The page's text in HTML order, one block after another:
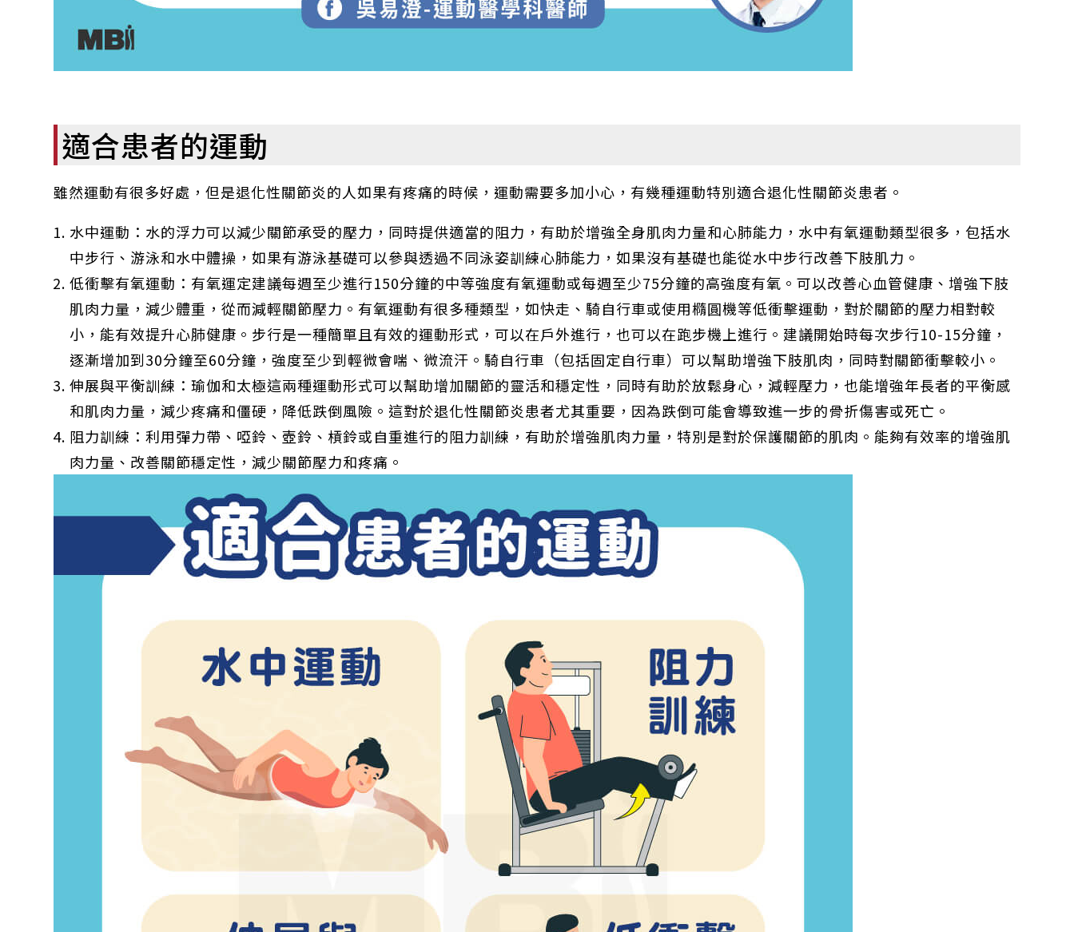
適合患者的運動
雖然運動有很多好處，但是退化性關節炎的人如果有疼痛的時候，運動需要多加小心，有幾種運動特別適合退化性關節炎患者。
水中運動：水的浮力可以減少關節承受的壓力，同時提供適當的阻力，有助於增強全身肌肉力量和心肺能力，水中有氧運動類型很多，包括水
中步行、游泳和水中體操，如果有游泳基礎可以參與透過不同泳姿訓練心肺能力，如果沒有基礎也能從水中步行改善下肢肌力。
低衝擊有氧運動：有氧運定建議每週至少進行150分鐘的中等強度有氧運動或每週至少75分鐘的高強度有氧。可以改善心血管健康、增強下肢
肌肉力量，減少體重，從而減輕關節壓力。有氧運動有很多種類型，如快走、騎自行車或使用橢圓機等低衝擊運動，對於關節的壓力相對較
小，能有效提升心肺健康。步行是一種簡單且有效的運動形式，可以在戶外進行，也可以在跑步機上進行。建議開始時每次步行10-15分鐘，
逐漸增加到30分鐘至60分鐘，強度至少到輕微會喘、微流汗。騎自行車（包括固定自行車）可以幫助增強下肢肌肉，同時對關節衝擊較小。
伸展與平衡訓練：瑜伽和太極這兩種運動形式可以幫助增加關節的靈活和穩定性，同時有助於放鬆身心，減輕壓力，也能增強年長者的平衡感
和肌肉力量，減少疼痛和僵硬，降低跌倒風險。這對於退化性關節炎患者尤其重要，因為跌倒可能會導致進一步的骨折傷害或死亡。
阻力訓練：利用彈力帶、啞鈴、壺鈴、槓鈴或自重進行的阻力訓練，有助於增強肌肉力量，特別是對於保護關節的肌肉。能夠有效率的增強肌
肉力量、改善關節穩定性，減少關節壓力和疼痛。